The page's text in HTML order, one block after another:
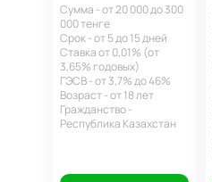
Сумма - от 20 000 до 300
000 тенге
Срок - от 5 до 15 дней
Ставка от 0,01% (от
3,65% годовых)
ГЭСВ - от 3,7% до 46%
Возраст - от 18 лет
Гражданство -
Республика Казахстан